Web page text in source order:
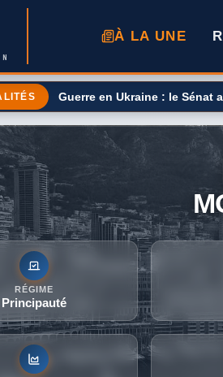
À LA UNE
Une taxe sur le prix des
RÉGIME
Principauté